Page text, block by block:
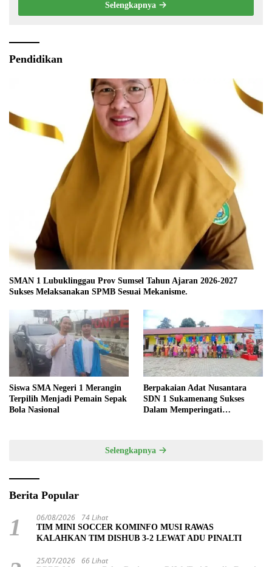
Selengkapnya
Pendidikan
SMAN 1 Lubuklinggau Prov Sumsel Tahun Ajaran 2026-2027
Sukses Melaksanakan SPMB Sesuai Mekanisme.
Siswa SMA Negeri 1 Merangin
Terpilih Menjadi Pemain Sepak
Bola Nasional
Berpakaian Adat Nusantara
SDN 1 Sukamenang Sukses
Dalam Memperingati
Selengkapnya
Berita Popular
1 06/08/2026 74 Lihat
TIM MINI SOCCER KOMINFO MUSI RAWAS
KALAHKAN TIM DISHUB 3-2 LEWAT ADU PINALTI
25/07/2026 66 Lihat